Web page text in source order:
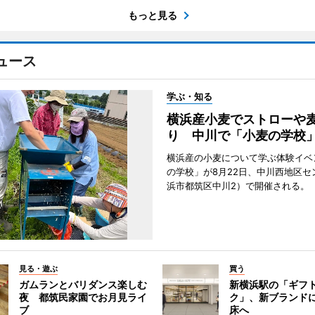
もっと見る
ース
学ぶ・知る
横浜産小麦でストローや
り 中川で「小麦の学校
横浜産の小麦について学ぶ体験イ
の学校」が8月22日、中川西地区セ
浜市都筑区中川2）で開催される。
見る・遊ぶ
ガムランとバリダンス楽しむ
夜 都筑民家園でお月見ライ
ブ
買う
新横浜駅の「ギフ
ク」、新ブランド
床へ